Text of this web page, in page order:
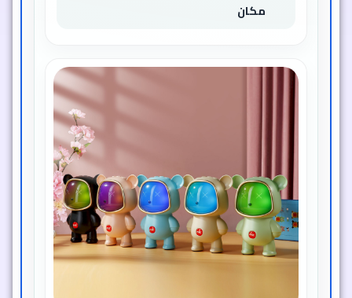
مكان